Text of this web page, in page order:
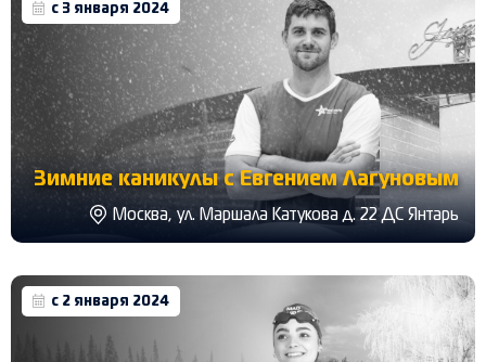
с 3 января 2024
Зимние каникулы с Евгением Лагуновым
Москва, ул. Маршала Катукова д. 22 ДС Янтарь
с 2 января 2024